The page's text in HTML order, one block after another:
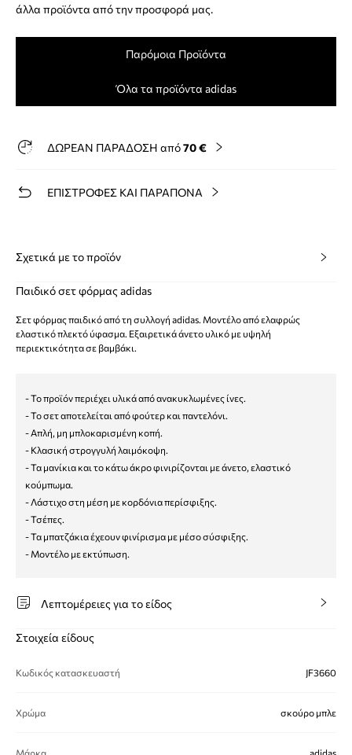
άλλα προϊόντα από την προσφορά μας.
Παρόμοια Προϊόντα
Όλα τα προϊόντα adidas
ΔΩΡΕΑΝ ΠΑΡΑΔΟΣΗ από70 €
ΕΠΙΣΤΡΟΦΕΣ ΚΑΙ ΠΑΡΑΠΟΝΑ
Σχετικά με το προϊόν
Παιδικό σετ φόρμας adidas
Σετ φόρμας παιδικό από τη συλλογή adidas. Μοντέλο από ελαφρώς
ελαστικό πλεκτό ύφασμα. Εξαιρετικά άνετο υλικό με υψηλή
περιεκτικότητα σε βαμβάκι.
- Το προϊόν περιέχει υλικά από ανακυκλωμένες ίνες.
- Το σετ αποτελείται από φούτερ και παντελόνι.
- Απλή, μη μπλοκαρισμένη κοπή.
- Κλασική στρογγυλή λαιμόκοψη.
- Τα μανίκια και το κάτω άκρο φινιρίζονται με άνετο, ελαστικό
κούμπωμα.
- Λάστιχο στη μέση με κορδόνια περίσφιξης.
- Τσέπες.
- Τα μπατζάκια έχεουν φινίρισμα με μέσο σύσφιξης.
- Μοντέλο με εκτύπωση.
Λεπτομέρειες για το είδος
Στοιχεία είδους
Κωδικός κατασκευαστή JF3660
Χρώμα σκούρο μπλε
Μάρκα adidas